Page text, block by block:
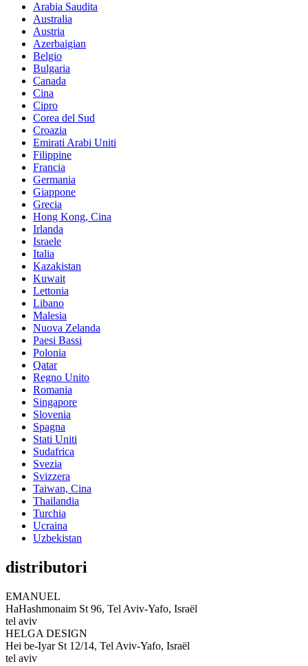
Arabia Saudita
Australia
Austria
Azerbaigian
Belgio
Bulgaria
Canada
Cina
Cipro
Corea del Sud
Croazia
Emirati Arabi Uniti
Filippine
Francia
Germania
Giappone
Grecia
Hong Kong, Cina
Irlanda
Israele
Italia
Kazakistan
Kuwait
Lettonia
Libano
Malesia
Nuova Zelanda
Paesi Bassi
Polonia
Qatar
Regno Unito
Romania
Singapore
Slovenia
Spagna
Stati Uniti
Sudafrica
Svezia
Svizzera
Taiwan, Cina
Thailandia
Turchia
Ucraina
Uzbekistan
distributori
EMANUEL
HaHashmonaim St 96, Tel Aviv-Yafo, Israël
tel aviv
HELGA DESIGN
Hei be-Iyar St 12/14, Tel Aviv-Yafo, Israël
tel aviv